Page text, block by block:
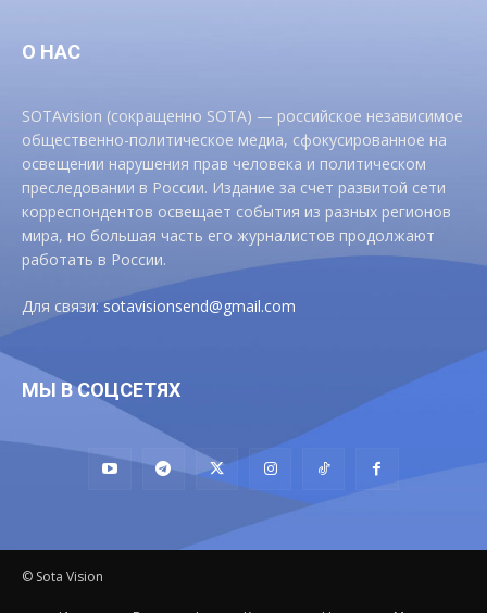
О НАС
SOTAvision (сокращенно SOTA) — российское независимое
общественно-политическое медиа, сфокусированное на
освещении нарушения прав человека и политическом
преследовании в России. Издание за счет развитой сети
корреспондентов освещает события из разных регионов
мира, но большая часть его журналистов продолжают
работать в России.
Для связи:sotavisionsend@gmail.com
МЫ В СОЦСЕТЯХ
© Sota Vision